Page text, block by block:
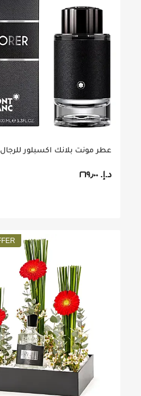
عطر مونت بلانك اكسبلور للرجال 100مل
د.إ.‏ ٢٦٩٫٠٠